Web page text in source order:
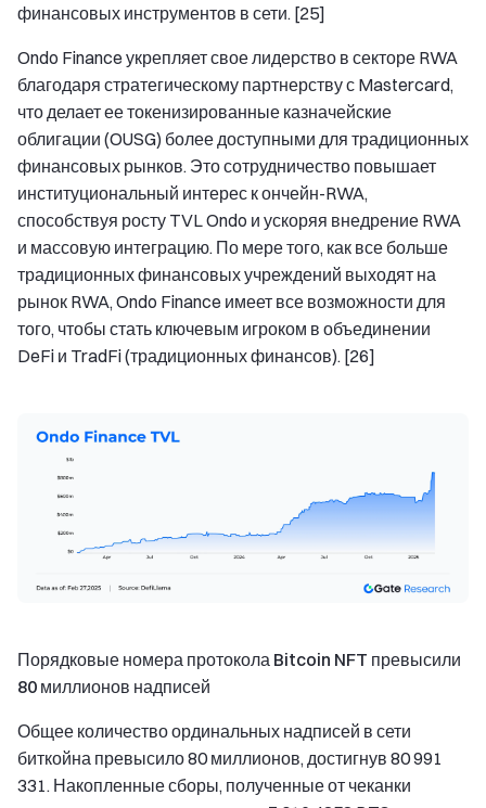
финансовых инструментов в сети. [25]
Ondo Finance укрепляет свое лидерство в секторе RWA
благодаря стратегическому партнерству с Mastercard,
что делает ее токенизированные казначейские
облигации (OUSG) более доступными для традиционных
финансовых рынков. Это сотрудничество повышает
институциональный интерес к ончейн-RWA,
способствуя росту TVL Ondo и ускоряя внедрение RWA
и массовую интеграцию. По мере того, как все больше
традиционных финансовых учреждений выходят на
рынок RWA, Ondo Finance имеет все возможности для
того, чтобы стать ключевым игроком в объединении
DeFi и TradFi (традиционных финансов). [26]
Порядковые номера протокола Bitcoin NFT превысили
80 миллионов надписей
Общее количество ординальных надписей в сети
биткойна превысило 80 миллионов, достигнув 80 991
331. Накопленные сборы, полученные от чеканки